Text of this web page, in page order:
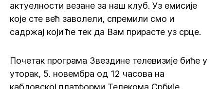
актуелности везане за наш клуб. Уз емисије
које сте већ заволели, спремили смо и
садржај који ће тек да Вам прирасте уз срце.
Почетак програма Звездине телевизије биће у
уторак, 5. новембра од 12 часова на
кабловској платформи Телекома Србије.